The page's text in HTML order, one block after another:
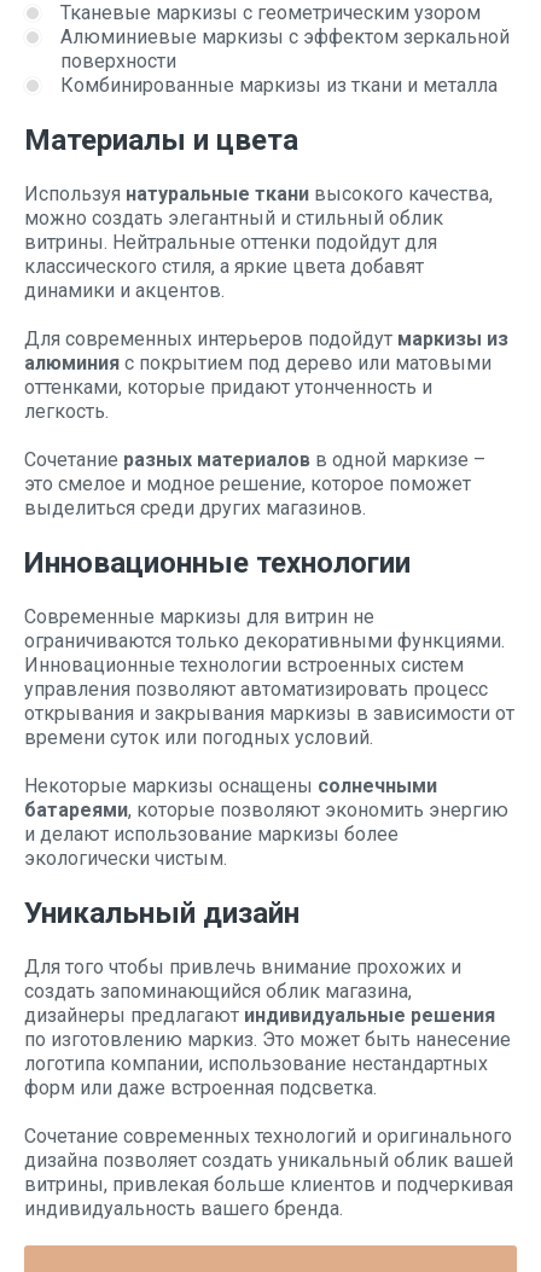
Тканевые маркизы с геометрическим узором
Алюминиевые маркизы с эффектом зеркальной
поверхности
Комбинированные маркизы из ткани и металла
Материалы и цвета
Используя натуральные ткани высокого качества,
можно создать элегантный и стильный облик
витрины. Нейтральные оттенки подойдут для
классического стиля, а яркие цвета добавят
динамики и акцентов.
Для современных интерьеров подойдут маркизы из
алюминия с покрытием под дерево или матовыми
оттенками, которые придают утонченность и
легкость.
Сочетание разных материалов в одной маркизе –
это смелое и модное решение, которое поможет
выделиться среди других магазинов.
Инновационные технологии
Современные маркизы для витрин не
ограничиваются только декоративными функциями.
Инновационные технологии встроенных систем
управления позволяют автоматизировать процесс
открывания и закрывания маркизы в зависимости от
времени суток или погодных условий.
Некоторые маркизы оснащены солнечными
батареями, которые позволяют экономить энергию
и делают использование маркизы более
экологически чистым.
Уникальный дизайн
Для того чтобы привлечь внимание прохожих и
создать запоминающийся облик магазина,
дизайнеры предлагают индивидуальные решения
по изготовлению маркиз. Это может быть нанесение
логотипа компании, использование нестандартных
форм или даже встроенная подсветка.
Сочетание современных технологий и оригинального
дизайна позволяет создать уникальный облик вашей
витрины, привлекая больше клиентов и подчеркивая
индивидуальность вашего бренда.